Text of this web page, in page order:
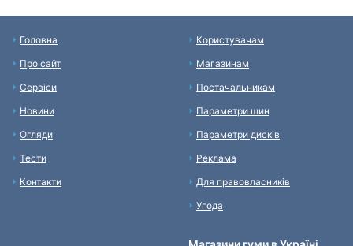
Головна
Про сайт
Сервіси
Новини
Огляди
Тести
Контакти
Користувачам
Магазинам
Постачальникам
Параметри шин
Параметри дисків
Реклама
Для правовласників
Угода